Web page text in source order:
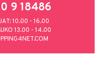
9 18486
10.00 - 16.00
13.00 - 14.00